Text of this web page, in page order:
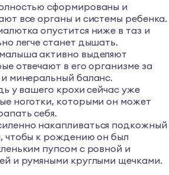
сформированы и
все органы и системы ребенка.
опустится ниже в таз и
легче станет дышать.
активно выделяют
отвечают в его организме за
минеральный баланс.
у вашего крохи сейчас уже
ноготки, которыми он может
себя.
накапливаться подкожный
чтобы к рождению он был
пупсом с ровной и
и румяными круглыми щечками.